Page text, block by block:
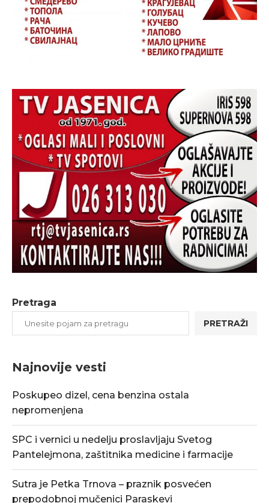
Pretraga
PRETRAŽI
Najnovije vesti
Poskupeo dizel, cena benzina ostala
nepromenjena
SPC i vernici u nedelju proslavljaju Svetog
Pantelejmona, zaštitnika medicine i farmacije
Sutra je Petka Trnova – praznik posvećen
prepodobnoj mučenici Paraskevi